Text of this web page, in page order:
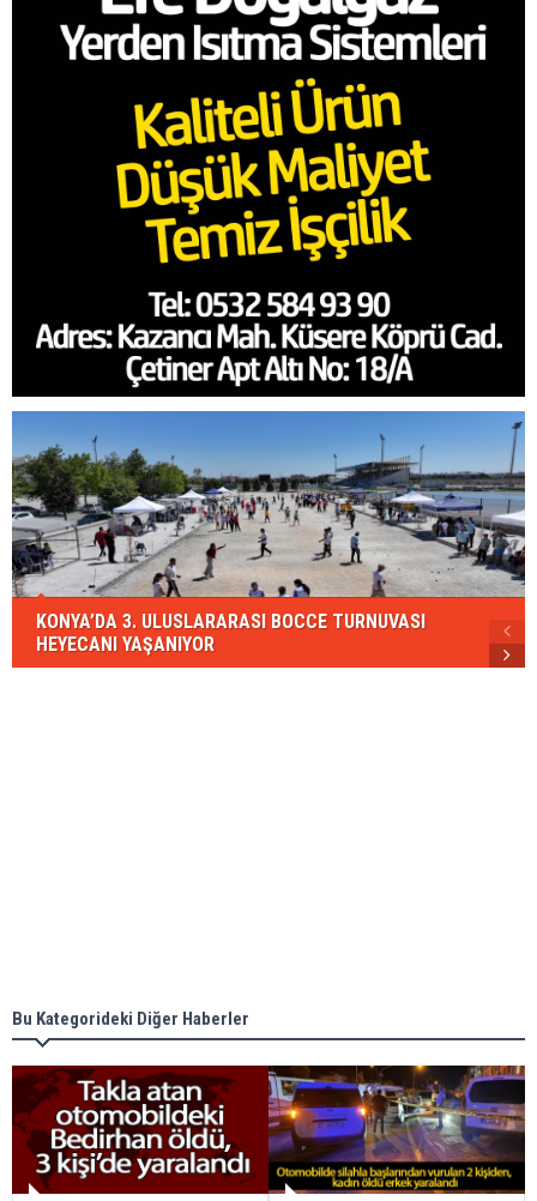
KONYA’DA 3. ULUSLARARASI BOCCE TURNUVASI
HEYECANI YAŞANIYOR
Bu Kategorideki Diğer Haberler